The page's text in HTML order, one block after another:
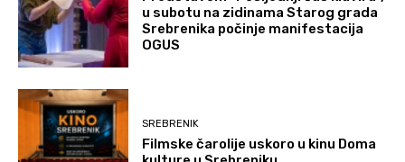
u subotu na zidinama Starog grada
Srebrenika počinje manifestacija
OGUS
SREBRENIK
Filmske čarolije uskoro u kinu Doma